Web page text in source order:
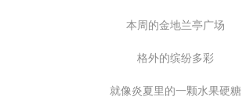
本周的金地兰亭广场
格外的缤纷多彩
就像炎夏里的一颗水果硬糖